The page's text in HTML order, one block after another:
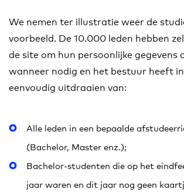
We nemen ter illustratie weer de
voorbeeld. De 10.000 leden hebben
de site om hun persoonlijke gegevens
wanneer nodig en het bestuur heeft
eenvoudig uitdraaien van:
Alle leden in een bepaalde
(Bachelor, Master enz.);
Bachelor-studenten die op het
jaar waren en dit jaar nog geen